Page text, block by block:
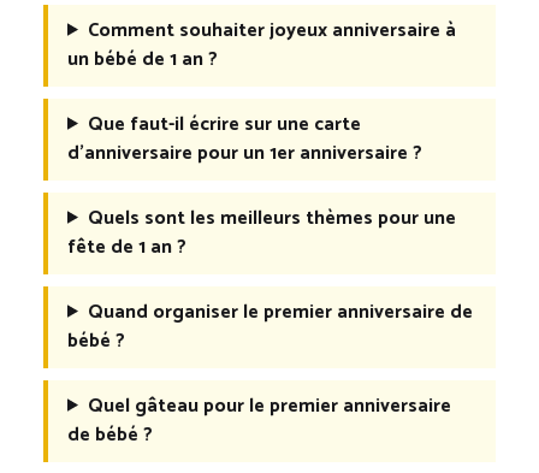
Comment souhaiter joyeux anniversaire à
un bébé de 1 an ?
Que faut-il écrire sur une carte
d’anniversaire pour un 1er anniversaire ?
Quels sont les meilleurs thèmes pour une
fête de 1 an ?
Quand organiser le premier anniversaire de
bébé ?
Quel gâteau pour le premier anniversaire
de bébé ?